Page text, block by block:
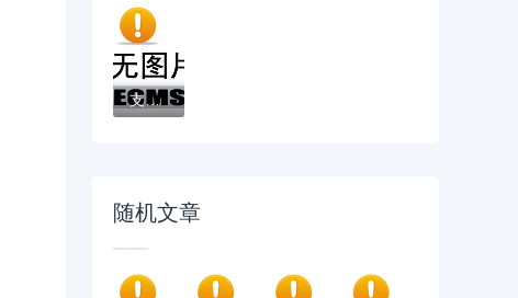
支付宝借钱平台哪个好？实测推荐这3个靠谱低...
随机文章